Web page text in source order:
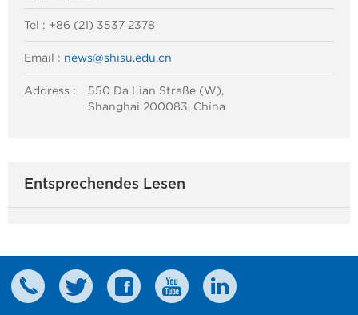
Tel : +86 (21) 3537 2378
Email : news@shisu.edu.cn
Address :
550 Da Lian Straße (W),
Shanghai 200083, China
Entsprechendes Lesen